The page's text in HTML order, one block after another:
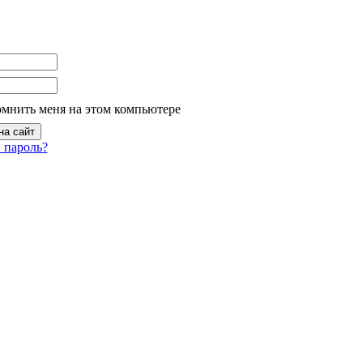
меня на этом компьютере